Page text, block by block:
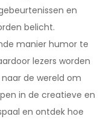
en
belicht.
manier humor te
lezers worden
de wereld om
in de creatieve en
en ontdek hoe